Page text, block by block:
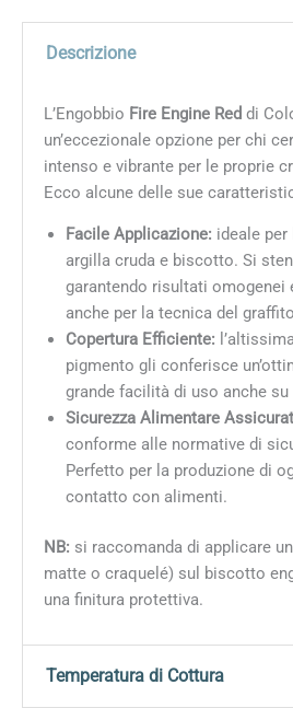
Descrizione
L’Engobbio Fire Engine Red di
un’eccezionale opzione per chi
intenso e vibrante per le proprie
Ecco alcune delle sue
Facile Applicazione: ideale
argilla cruda e biscotto. Si
garantendo risultati omogenei
anche per la tecnica del
Copertura Efficiente:
pigmento gli conferisce
grande facilità di uso anche
Sicurezza Alimentare
conforme alle normative di
Perfetto per la produzione di
contatto con alimenti.
NB: si raccomanda di applicare
matte o craquelé) sul biscotto
una finitura protettiva.
Temperatura di Cottura